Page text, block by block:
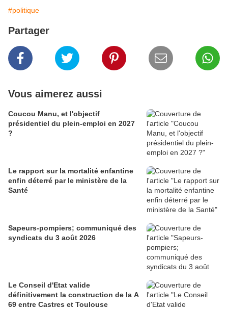
#politique
Partager
Vous aimerez aussi
Coucou Manu, et l'objectif
présidentiel du plein-emploi en 2027
?
Le rapport sur la mortalité enfantine
enfin déterré par le ministère de la
Santé
Sapeurs-pompiers; communiqué des
syndicats du 3 août 2026
Le Conseil d'Etat valide
définitivement la construction de la A
69 entre Castres et Toulouse